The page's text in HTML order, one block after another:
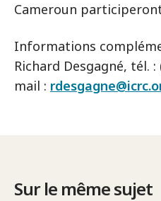
Cameroun
Informations
Richard Desgagné, tél. :
mail :
Sur le même sujet